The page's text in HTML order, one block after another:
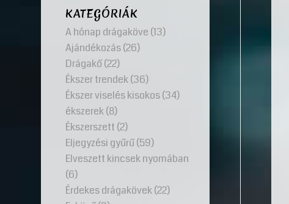
KATEGÓRIÁK
A hónap drágaköve (13)
Ajándékozás(26)
Drágakő(22)
Ékszer trendek(36)
Ékszer viselés kisokos(34)
ékszerek(8)
Ékszerszett (2)
Eljegyzési gyűrű(59)
Elveszett kincsek nyomában
(6)
Érdekes drágakövek(22)